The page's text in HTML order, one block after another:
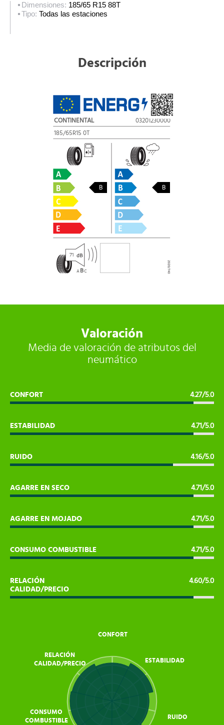
Dimensiones: 185/65 R15 88T
Tipo: Todas las estaciones
Descripción
CONTINENTAL
03201230000
185/65R15 0T
B B
71
A BC
Valoración
Media de valoración de atributos del
neumático
CONFORT 4.27/5.0
ESTABILIDAD 4.71/5.0
RUIDO 4.16/5.0
AGARRE EN SECO 4.71/5.0
AGARRE EN MOJADO 4.71/5.0
CONSUMO COMBUSTIBLE 4.71/5.0
RELACIÓN
CALIDAD/PRECIO
4.60/5.0
CONFORT
ESTABILIDAD
RUIDO
CONSUMO
COMBUSTIBLE
RELACIÓN
CALIDAD/PRECIO